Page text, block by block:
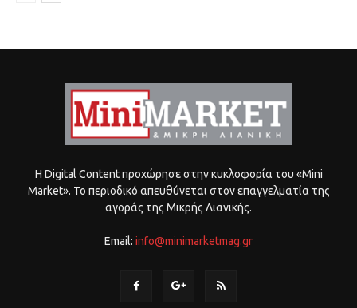
Η Digital Content προχώρησε στην κυκλοφορία του «Mini
Market». Το περιοδικό απευθύνεται στον επαγγελματία της
αγοράς της Μικρής Λιανικής.
Email: info@minimarketmag.gr